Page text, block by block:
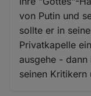
von Putin und
sollte er in
Privatkapelle
ausgehe -
seinen Kritikern